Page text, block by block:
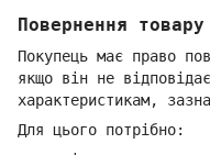
Повернення
Покупець має право
якщо він не
характеристикам,
Для цього потрібно: